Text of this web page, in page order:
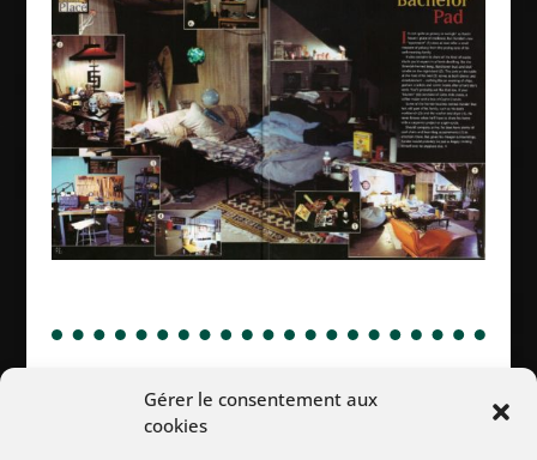
Gérer le consentement aux
cookiesSuivez Nous :